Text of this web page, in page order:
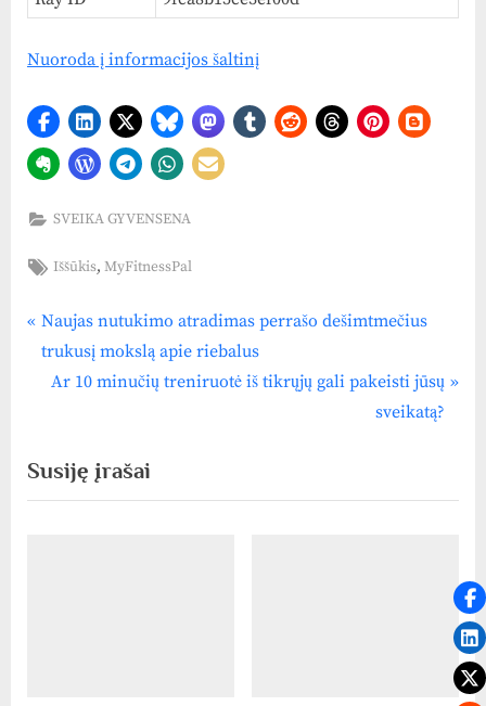
Nuoroda į informacijos šaltinį
SVEIKA GYVENSENA
Tags:
Iššūkis,MyFitnessPal
Navigacija
tarp
P
r
o
u
Naujas nutukimo atradimas perrašo dešimtmečius
trukusį mokslą apie riebalus
N
t
P
Ar 10 minučių treniruotė iš tikrųjų gali pakeisti jūsų
sveikatą?
Susiję įrašai